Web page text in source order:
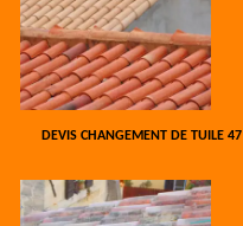
DEVIS CHANGEMENT DE TUILE 47